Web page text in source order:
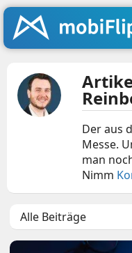
Der aus
Messe.
man
Nimm
Alle Beiträge